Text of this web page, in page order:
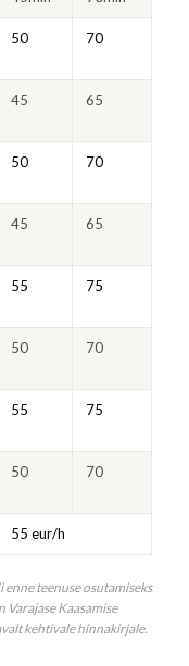
50 70
45 65
50 70
45 65
55 75
50 70
55 75
50 70
55 eur/h
teenuse osutamiseks
Kaasamise
kehtivale hinnakirjale.